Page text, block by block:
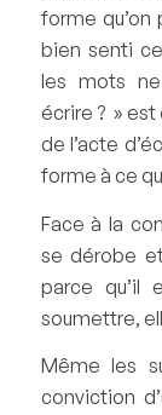
forme qu’on
bien senti
les mots
écrire ? »
de l’acte
forme à ce
Face à la
se dérobe
parce qu’il
soumettre,
Même les
conviction